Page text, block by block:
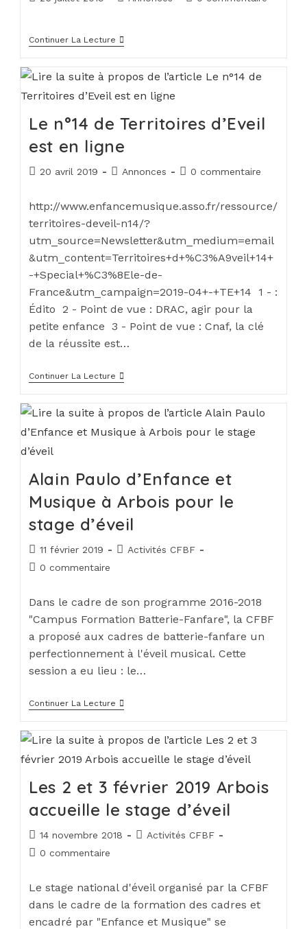
Continuer La Lecture
Le n°14 de Territoires d’Eveil
est en ligne
20 avril 2019 Annonces 0 commentaire
http://www.enfancemusique.asso.fr/ressource/
territoires-deveil-n14/?
utm_source=Newsletter&utm_medium=email
&utm_content=Territoires+d+%C3%A9veil+14+
-+Special+%C3%8Ele-de-
France&utm_campaign=2019-04+-+TE+14 1 - :
Édito 2 - Point de vue : DRAC, agir pour la
petite enfance 3 - Point de vue : Cnaf, la clé
de la réussite est…
Continuer La Lecture
Alain Paulo d’Enfance et
Musique à Arbois pour le
stage d’éveil
11 février 2019
Activités CFBF
0 commentaire
Dans le cadre de son programme 2016-2018
"Campus Formation Batterie-Fanfare", la CFBF
a proposé aux cadres de batterie-fanfare un
perfectionnement à l'éveil musical. Cette
session a eu lieu : le…
Continuer La Lecture
Les 2 et 3 février 2019 Arbois
accueille le stage d’éveil
14 novembre 2018
Activités CFBF
0 commentaire
Le stage national d'éveil organisé par la CFBF
dans le cadre de la formation des cadres et
encadré par "Enfance et Musique" se